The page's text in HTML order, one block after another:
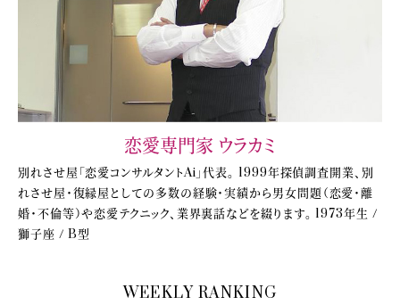
恋愛専門家 ウラカミ
別れさせ屋「恋愛コンサルタントAi」代表。 1999年探偵調査開業、別
れさせ屋・復縁屋としての多数の経験・実績から男女問題（恋愛・離
婚・不倫等）や恋愛テクニック、業界裏話などを綴ります。 1973年生 /
獅子座 / B型
WEEKLY RANKING